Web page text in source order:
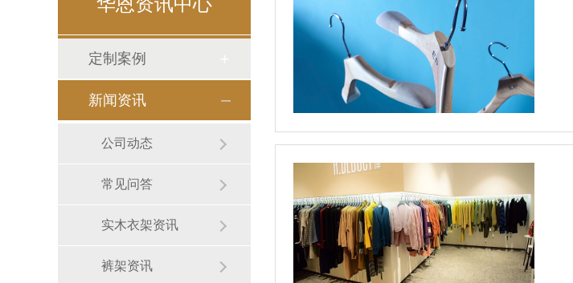
定制案例
新闻资讯
公司动态
常见问答
实木衣架资讯
裤架资讯